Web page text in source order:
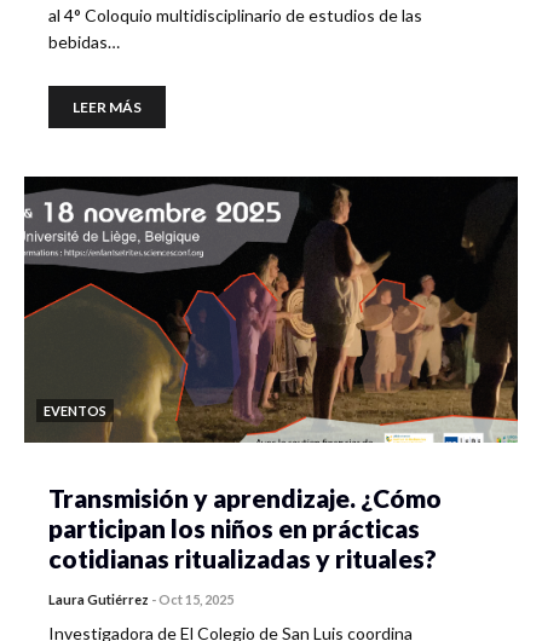
al 4° Coloquio multidisciplinario de estudios de las
bebidas…
LEER MÁS
EVENTOS
Transmisión y aprendizaje. ¿Cómo
participan los niños en prácticas
cotidianas ritualizadas y rituales?
Laura Gutiérrez -Oct 15, 2025
Investigadora de El Colegio de San Luis coordina